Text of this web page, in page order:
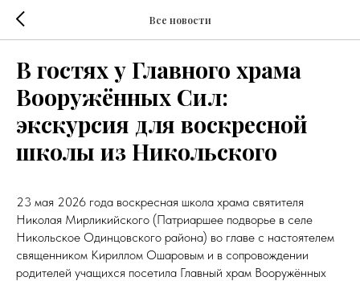
Все новости
В гостях у Главного храма
Вооружённых Сил:
экскурсия для воскресной
школы из Никольского
23 мая 2026 года воскресная школа храма святителя
Николая Мирликийского (Патриаршее подворье в селе
Никольское Одинцовского района) во главе с настоятелем
священником Кириллом Ошаровым и в сопровождении
родителей учащихся посетила Главный храм Вооружённых